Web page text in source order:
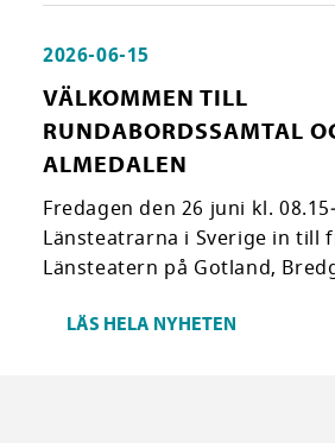
2026-06-15
VÄLKOMMEN TILL
RUNDABORDSSAMTAL
ALMEDALEN
Fredagen den 26 juni kl.
Länsteatrarna i Sverige in till
Länsteatern på Gotland,
LÄS HELA NYHETEN